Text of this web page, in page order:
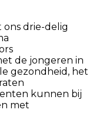
ons drie-delig
de jongeren in
gezondheid, het
kunnen bij
met